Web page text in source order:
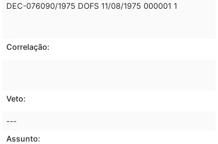
DEC-076090/1975 DOFS 11/08/1975 000001 1
Correlação:
Veto:
---
Assunto: